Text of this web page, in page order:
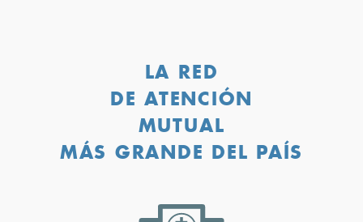
LA RED
DE ATENCIÓN
MUTUAL
MÁS GRANDE DEL PAÍS